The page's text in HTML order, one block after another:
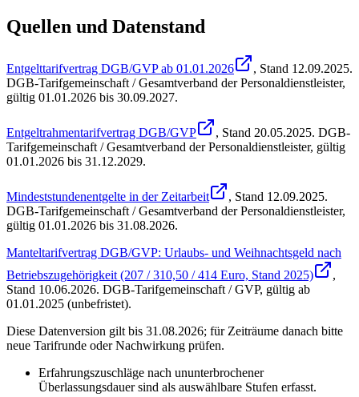
Quellen und Datenstand
Entgelttarifvertrag DGB/GVP ab 01.01.2026 , Stand 12.09.2025.
DGB-Tarifgemeinschaft / Gesamtverband der Personaldienstleister,
gültig 01.01.2026 bis 30.09.2027.
Entgeltrahmentarifvertrag DGB/GVP , Stand 20.05.2025. DGB-
Tarifgemeinschaft / Gesamtverband der Personaldienstleister, gültig
01.01.2026 bis 31.12.2029.
Mindeststundenentgelte in der Zeitarbeit , Stand 12.09.2025.
DGB-Tarifgemeinschaft / Gesamtverband der Personaldienstleister,
gültig 01.01.2026 bis 31.08.2026.
Manteltarifvertrag DGB/GVP: Urlaubs- und Weihnachtsgeld nach
Betriebszugehörigkeit (207 / 310,50 / 414 Euro, Stand 2025)
,
Stand 10.06.2026. DGB-Tarifgemeinschaft / GVP, gültig ab
01.01.2025 (unbefristet).
Diese Datenversion gilt bis 31.08.2026; für Zeiträume danach bitte
neue Tarifrunde oder Nachwirkung prüfen.
Erfahrungszuschläge nach ununterbrochener
Überlassungsdauer sind als auswählbare Stufen erfasst.